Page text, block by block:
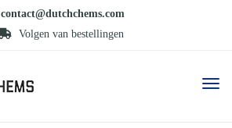
contact@dutchchems.com
Volgen van bestellingen